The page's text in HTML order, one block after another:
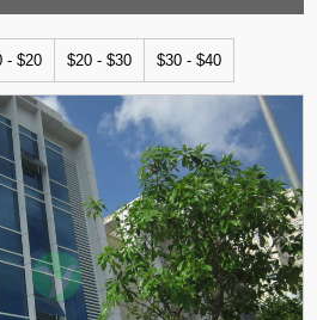
- $20 $20 - $30 $30 - $40